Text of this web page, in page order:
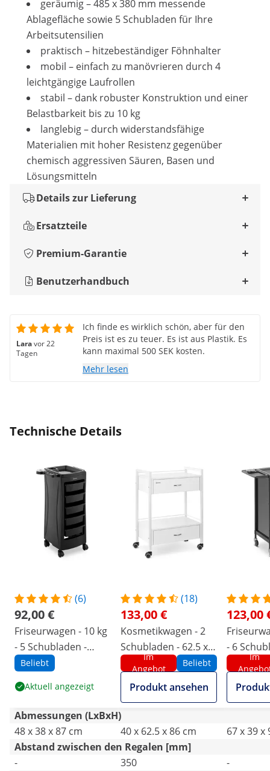
geräumig – 485 x 380 mm messende
Ablagefläche sowie 5 Schubladen für Ihre
Arbeitsutensilien
praktisch – hitzebeständiger Föhnhalter
mobil – einfach zu manövrieren durch 4
leichtgängige Laufrollen
stabil – dank robuster Konstruktion und einer
Belastbarkeit bis zu 10 kg
langlebig – durch widerstandsfähige
Materialien mit hoher Resistenz gegenüber
chemisch aggressiven Säuren, Basen und
Lösungsmitteln
Details zur Lieferung
Ersatzteile
Premium-Garantie
Benutzerhandbuch
Laravor 22
Tagen
Ich finde es wirklich schön, aber für den
Preis ist es zu teuer. Es ist aus Plastik. Es
kann maximal 500 SEK kosten.
Mehr lesen
Technische Details
(6)
92,00 €
Friseurwagen - 10 kg
- 5 Schubladen -
Föhnhalter - 485 x
Beliebt
Aktuell angezeigt
(18)
133,00 €
Kosmetikwagen - 2
Schubladen - 62.5 x
40 x 85.5 cm
Im
Angebot
Beliebt
Produkt ansehen
123,00
- 6
390 mm
Im
Abmessungen (LxBxH)
48 x 38 x 87 cm
40 x 62.5 x 86 cm
67 x 39 x
Abstand zwischen den Regalen [mm]
-
350
-